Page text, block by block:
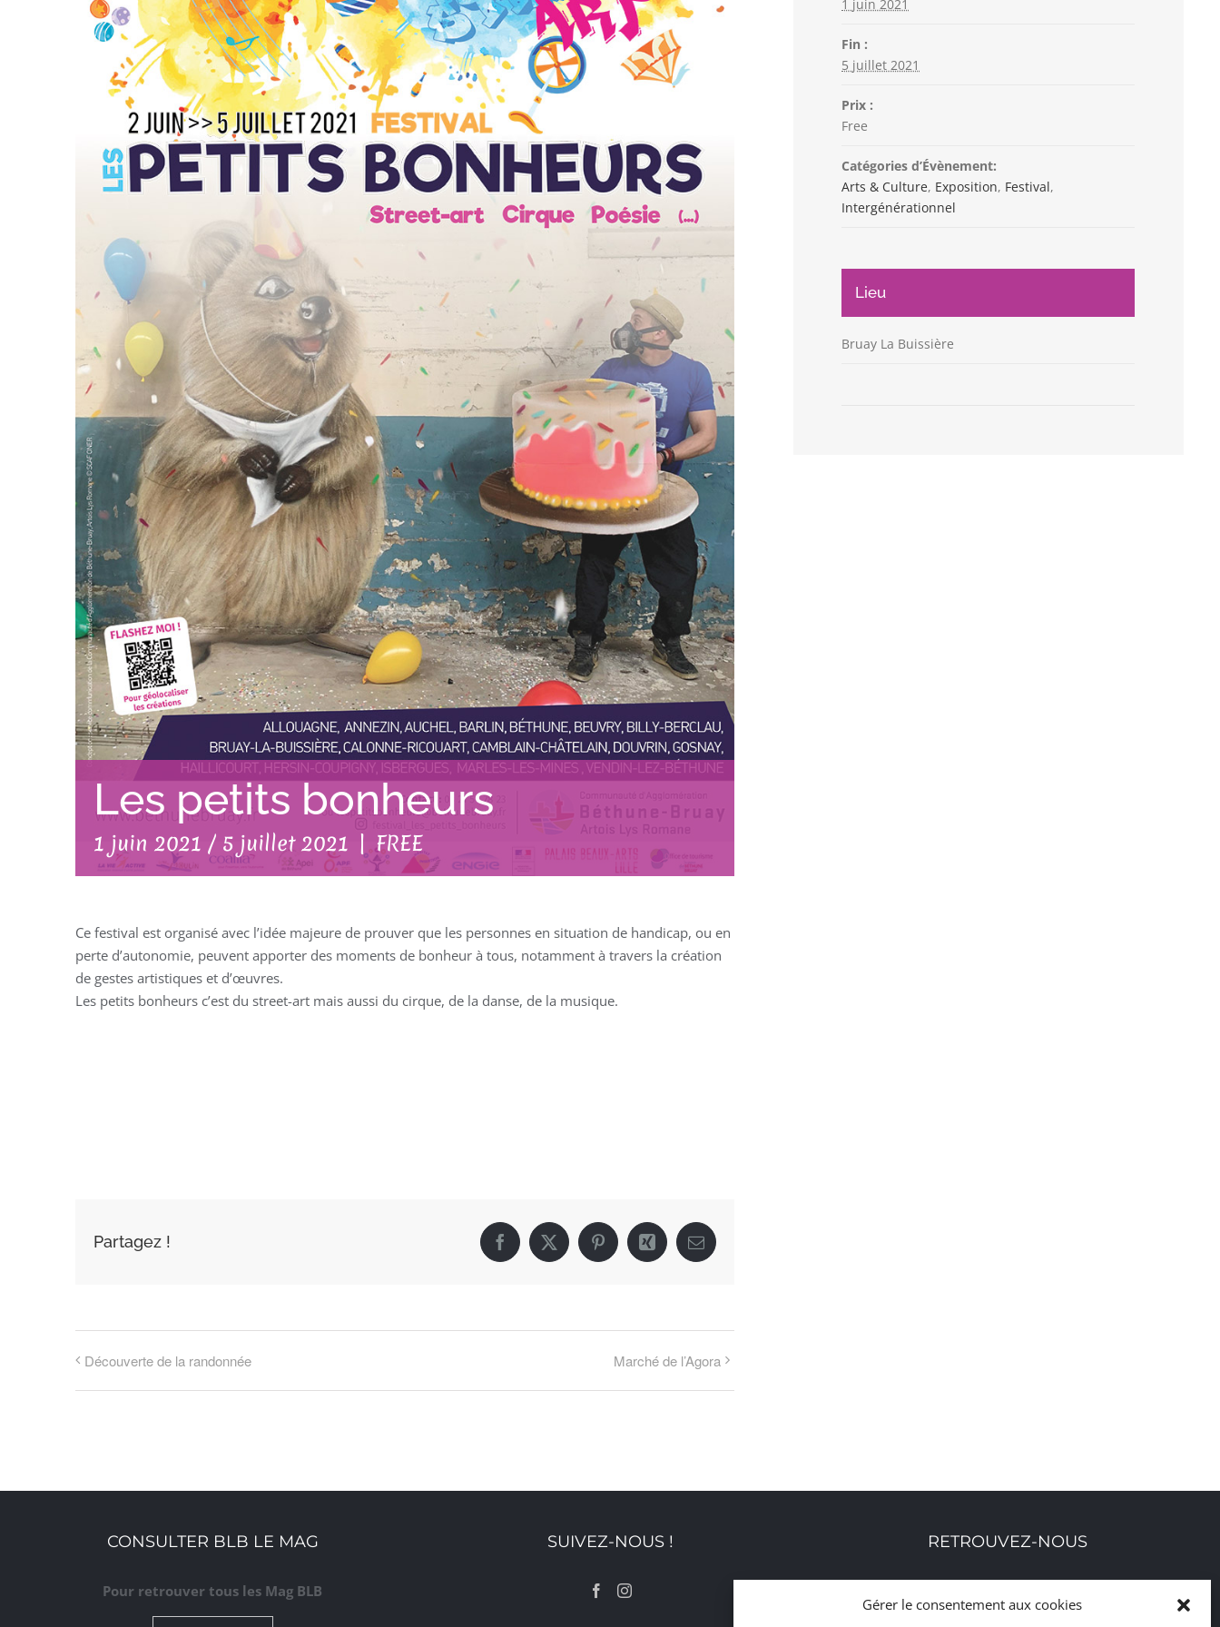
Gérer le consentement aux cookies
Les petits bonheurs
1 juin 2021 / 5 juillet 2021 | FREE
Ce festival est organisé avec l’idée majeure de prouver que les personnes en situation de handicap, ou en
perte d’autonomie, peuvent apporter des moments de bonheur à tous, notamment à travers la création
de gestes artistiques et d’œuvres.
Les petits bonheurs c’est du street-art mais aussi du cirque, de la danse, de la musique.
Partagez ! Facebook
X PinterestXing Email
Découverte de la randonnée Marché de l’Agora
1 juin 2021
Fin :
5 juillet 2021
Prix :
Free
Catégories d’Évènement:
Arts & Culture, Exposition, Festival,
Intergénérationnel
Lieu
Bruay La Buissière
CONSULTER BLB LE MAG
Pour retrouver tous les Mag BLB
SUIVEZ-NOUS ! RETROUVEZ-NOUS
d'ouverture